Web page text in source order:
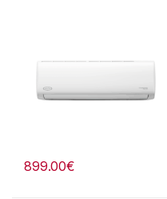
899.00€